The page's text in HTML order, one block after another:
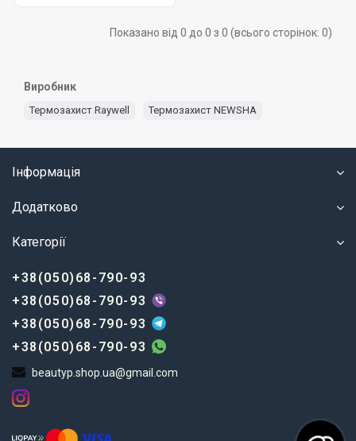
Показано від 0 до 0 з 0 (всього сторінок: 0)
Виробник
Термозахист Raywell Термозахист NEWSHA
Інформація
Додатково
Категорії
+38(050)68-790-93
+38(050)68-790-93
+38(050)68-790-93
+38(050)68-790-93
beautyp.shop.ua@gmail.com